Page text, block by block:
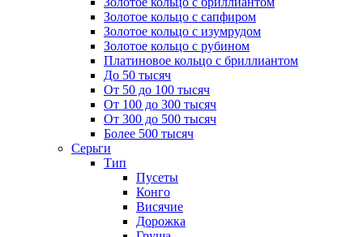
Золотое кольцо с сапфиром
Золотое кольцо с изумрудом
Золотое кольцо с рубином
Платиновое кольцо с бриллиантом
До 50 тысяч
От 50 до 100 тысяч
От 100 до 300 тысяч
От 300 до 500 тысяч
Более 500 тысяч
Серьги
Тип
Пусеты
Конго
Висячие
Дорожка